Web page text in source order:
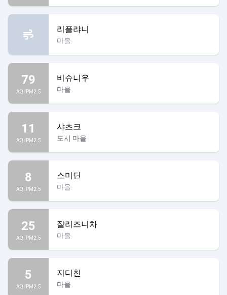
리플랴니
마을
79
AQI PM2.5
비슈니우
마을
11
AQI PM2.5
샤츠크
도시 마을
8
AQI PM2.5
스미딘
마을
25
AQI PM2.5
잘리즈니차
마을
5
AQI PM2.5
지디친
마을